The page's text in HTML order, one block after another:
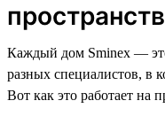
Каждый дом Sminex —
разных специалистов, в
Вот как это работает на